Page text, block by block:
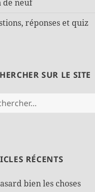
de neuf
réponses et quiz
SUR LE SITE
:
RÉCENTS
bien les choses